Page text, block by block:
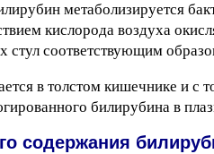
метаболизируется
кислорода воздуха
стул соответствующим
в толстом кишечнике и
билирубина в
содержания